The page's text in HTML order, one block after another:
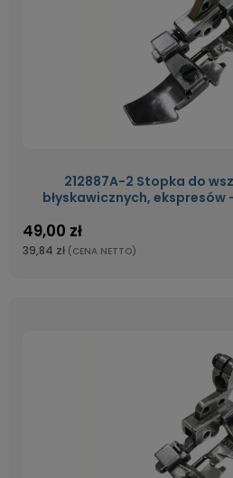
212887A-2 Stopka do
błyskawicznych,
49,00 zł
39,84 zł (CENA NETTO)